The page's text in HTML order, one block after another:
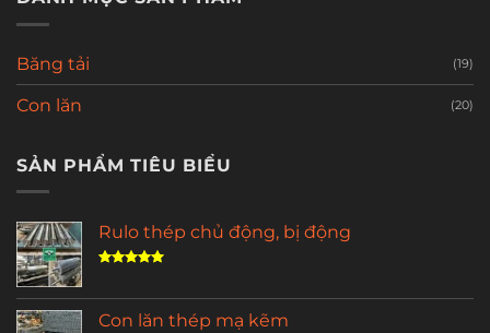
Băng tải (19)
Con lăn (20)
SẢN PHẨM TIÊU BIỂU
Rulo thép chủ động, bị động
5 sao
Con lăn thép mạ kẽm